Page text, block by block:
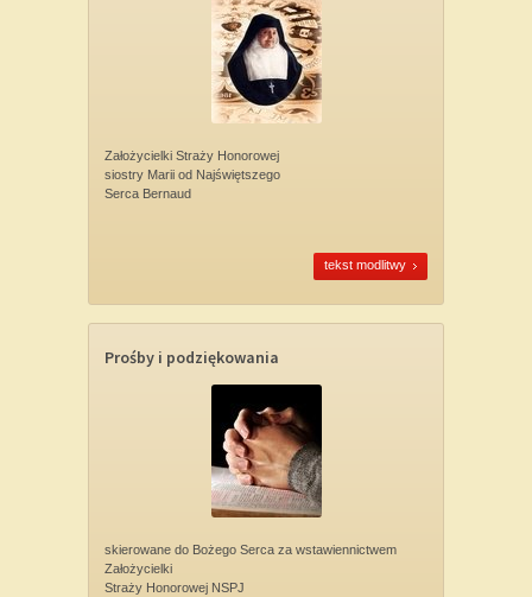
Założycielki Straży Honorowej
siostry Marii od Najświętszego
Serca Bernaud
tekst modlitwy
Prośby i podziękowania
skierowane do Bożego Serca za wstawiennictwem
Założycielki
Straży Honorowej NSPJ